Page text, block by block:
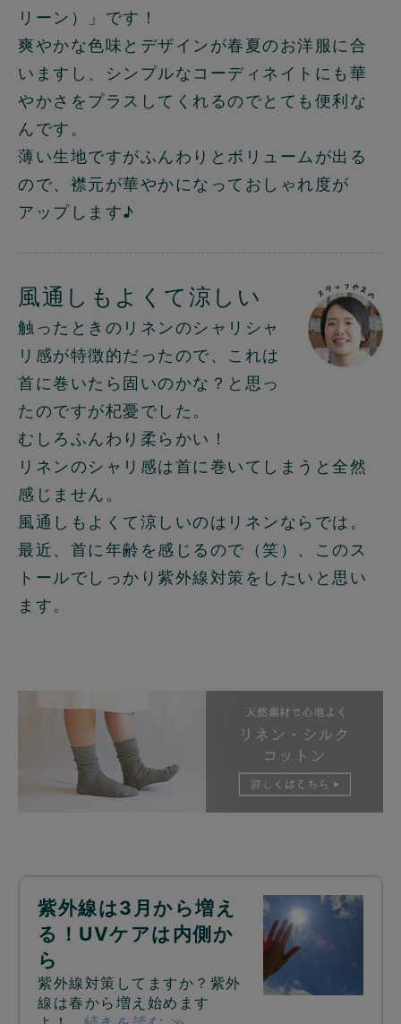
リーン）」です！
爽やかな色味とデザインが春夏のお洋服に合
いますし、シンプルなコーディネイトにも華
やかさをプラスしてくれるのでとても便利な
んです。
薄い生地ですがふんわりとボリュームが出る
ので、襟元が華やかになっておしゃれ度が
アップします♪
風通しもよくて涼しい
触ったときのリネンのシャリシャ
リ感が特徴的だったので、これは
首に巻いたら固いのかな？と思っ
たのですが杞憂でした。
むしろふんわり柔らかい！
リネンのシャリ感は首に巻いてしまうと全然
感じません。
風通しもよくて涼しいのはリネンならでは。
最近、首に年齢を感じるので（笑）、このス
トールでしっかり紫外線対策をしたいと思い
ます。
紫外線は3月から増え
る！UVケアは内側か
ら
紫外線対策してますか？紫外
線は春から増え始めます